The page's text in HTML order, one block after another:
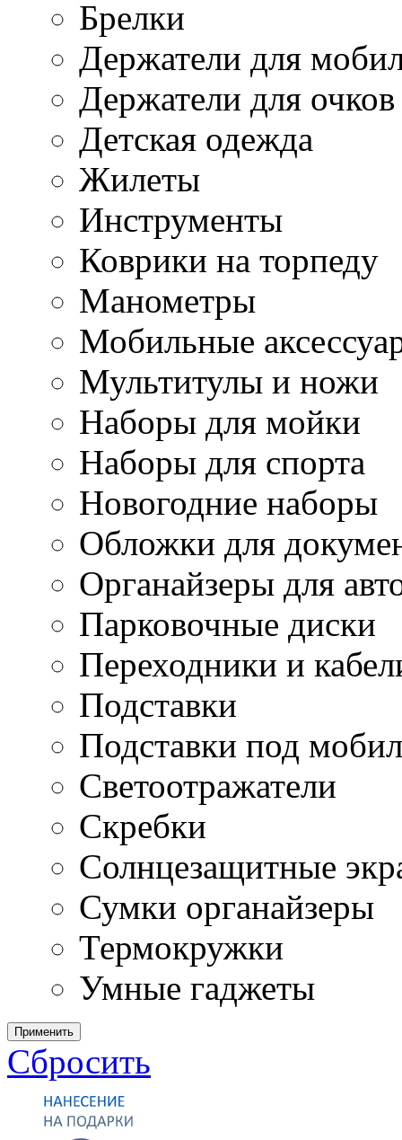
Брелки
Держатели для
Держатели для очков
Детская одежда
Жилеты
Инструменты
Коврики на торпеду
Манометры
Мобильные
Мультитулы и ножи
Наборы для мойки
Наборы для спорта
Новогодние наборы
Обложки для
Органайзеры для
Парковочные диски
Переходники и
Подставки
Подставки под
Светоотражатели
Скребки
Солнцезащитные
Сумки органайзеры
Термокружки
Умные гаджеты
Применить
Сбросить